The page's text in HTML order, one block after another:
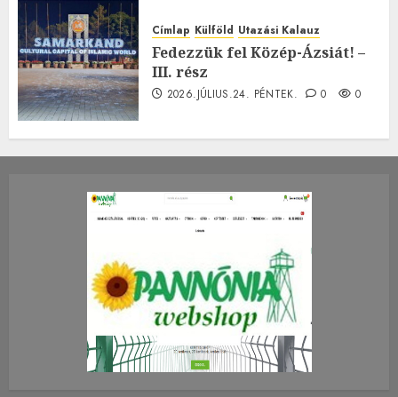
Címlap Külföld Utazási Kalauz
Fedezzük fel Közép-Ázsiát! –
III. rész
2026.JÚLIUS.24. PÉNTEK. 0 0